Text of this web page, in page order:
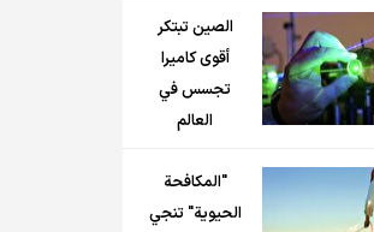
الصين تبتكر
أقوى كاميرا
تجسس في
العالم
"المكافحة
الحيوية" تنجي